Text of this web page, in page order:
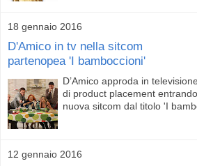
18 gennaio 2016
D'Amico in tv nella sitcom
partenopea 'I bamboccioni'
D’Amico approda in
di product placement
nuova sitcom dal titolo 'I
12 gennaio 2016